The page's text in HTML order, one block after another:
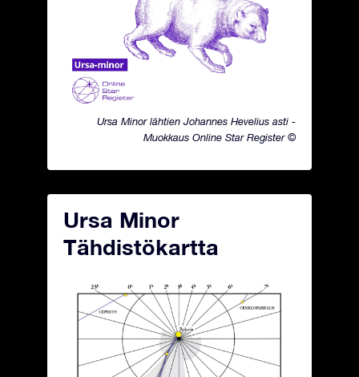
Ursa Minor lähtien Johannes Hevelius asti -
Muokkaus Online Star Register ©
Ursa Minor
Tähdistökartta